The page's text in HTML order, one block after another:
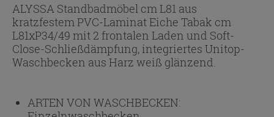
ALYSSA Standbadmöbel cm L81 aus
kratzfestem PVC-Laminat Eiche Tabak cm
L81xP34/49 mit 2 frontalen Laden und Soft-
Close-Schließdämpfung, integriertes Unitop-
Waschbecken aus Harz weiß glänzend.
ARTEN VON WASCHBECKEN: